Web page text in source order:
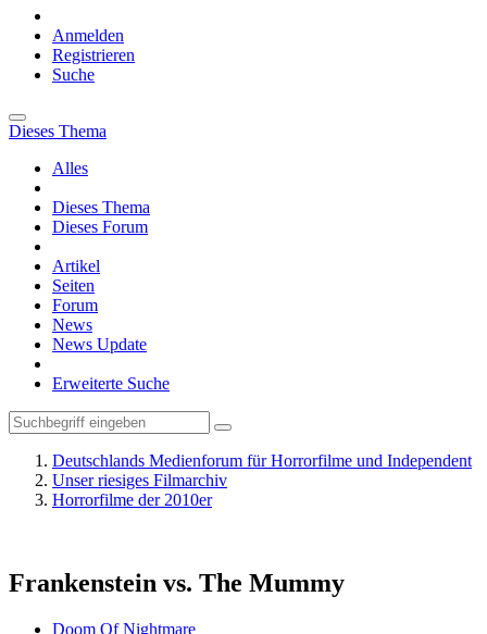
Anmelden
Registrieren
Suche
Dieses Thema
Alles
Dieses Thema
Dieses Forum
Artikel
Seiten
Forum
News
News Update
Erweiterte Suche
Deutschlands Medienforum für Horrorfilme und Independent
Unser riesiges Filmarchiv
Horrorfilme der 2010er
Frankenstein vs. The Mummy
Doom Of Nightmare